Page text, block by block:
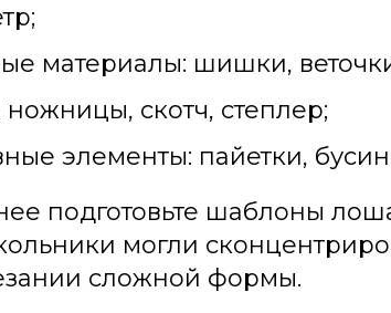
материалы: шишки,
скотч, степлер;
элементы: пайетки,
подготовьте шаблоны
могли
сложной формы.